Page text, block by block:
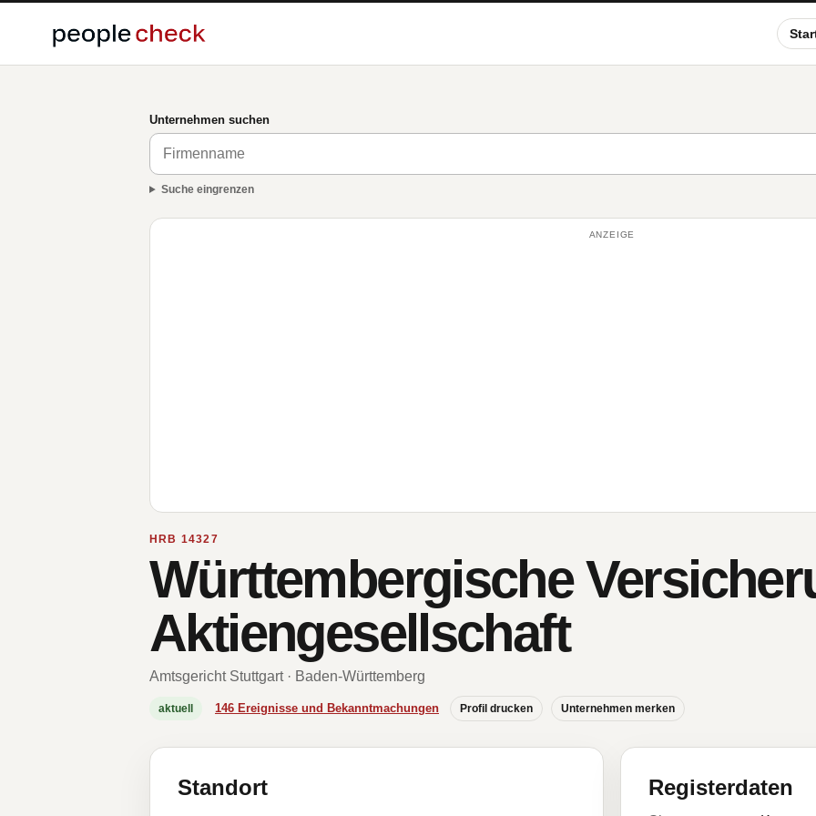
Unternehmen suchen
Suche eingrenzen
ANZEIGE
HRB 14327
Württembergische
Aktiengesellschaft
Amtsgericht Stuttgart · Baden-Württemberg
aktuell 146 Ereignisse und Bekanntmachungen Profil drucken Unternehmen merken
Standort Registerdaten